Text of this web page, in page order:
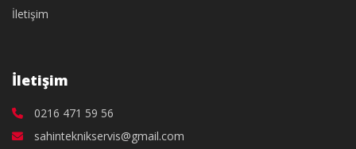
İletişim
İletişim
0216 471 59 56
sahinteknikservis@gmail.com